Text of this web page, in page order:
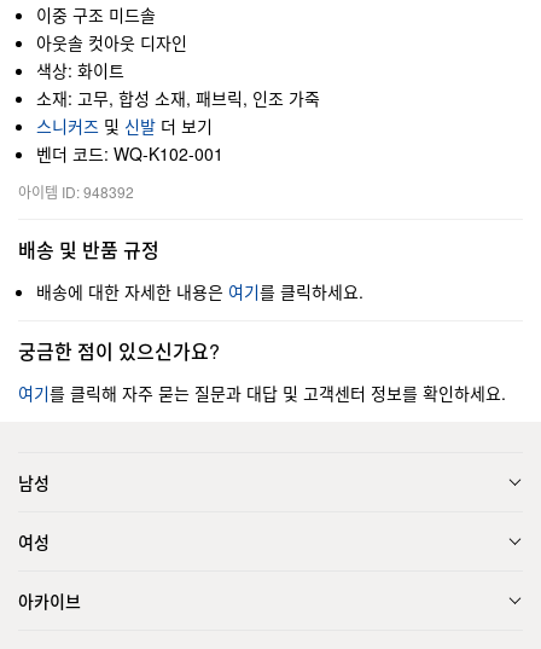
이중 구조 미드솔
아웃솔 컷아웃 디자인
색상: 화이트
소재: 고무, 합성 소재, 패브릭, 인조 가죽
스니커즈 및 신발 더 보기
벤더 코드: WQ-K102-001
아이템 ID: 948392
배송 및 반품 규정
배송에 대한 자세한 내용은 여기를 클릭하세요.
궁금한 점이 있으신가요?
여기를 클릭해 자주 묻는 질문과 대답 및 고객센터 정보를 확인하세요.
남성
여성
아카이브